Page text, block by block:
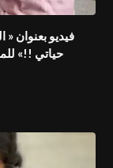
حياتي !!» للمشارك أريج البراق في المهرجان الدولي